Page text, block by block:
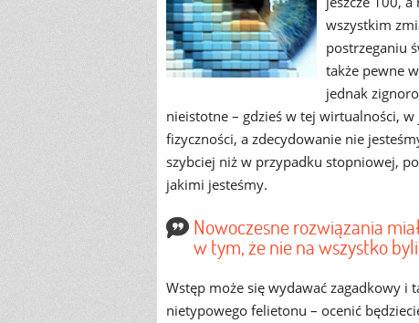
wszystkim
postrzeganiu
także pewne
jednak
nieistotne – gdzieś w tej wirtualności,
fizyczności, a zdecydowanie nie
szybciej niż w przypadku stopniowej,
jakimi jesteśmy.
Nowoczesne rozwiązania
w tym, że nie na wszystko
Wstęp może się wydawać zagadkowy i
nietypowego felietonu – ocenić